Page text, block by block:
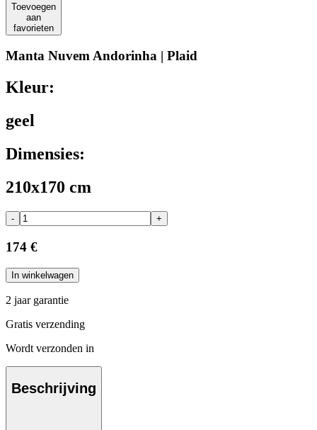
Toevoegen
aan
favorieten
Manta Nuvem Andorinha | Plaid
Kleur:
geel
Dimensies:
210x170 cm
- +
174 €
In winkelwagen
2 jaar garantie
Gratis verzending
Wordt verzonden in
Beschrijving